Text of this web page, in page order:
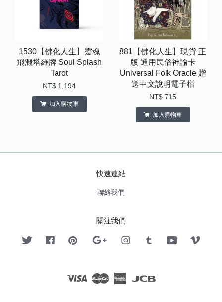
1530【佛化人生】靈魂
飛濺塔羅牌 Soul Splash
Tarot
NT$ 1,194
加入購物車
881【佛化人生】現貨 正
版 通用民俗神諭卡
Universal Folk Oracle 贈
送中文說明電子檔
NT$ 715
加入購物車
快速連結
聯絡我們
關注我們
Twitter FacebookPinterest Google InstagramTumblr YouTube
Visa Master American